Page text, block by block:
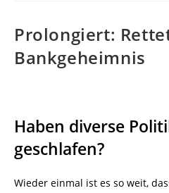
Prolongiert:
Bankgeheimnis
Haben diverse
geschlafen?
Wieder einmal ist es so weit,